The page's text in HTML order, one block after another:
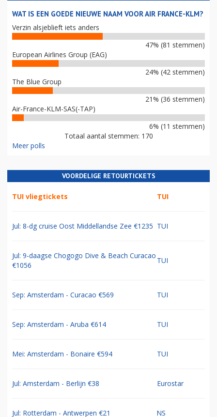
WAT IS EEN GOEDE NIEUWE NAAM VOOR AIR FRANCE-KLM?
Verzin alsjeblieft iets anders
47% (81 stemmen)
European Airlines Group (EAG)
24% (42 stemmen)
The Blue Group
21% (36 stemmen)
Air-France-KLM-SAS(-TAP)
6% (11 stemmen)
Totaal aantal stemmen: 170
Meer polls
VOORDELIGE RETOURTICKETS
TUI vliegtickets TUI
Jul: 8-dg cruise Oost Middellandse Zee €1235 TUI
Jul: 9-daagse Chogogo Dive & Beach Curacao
€1056
TUI
Sep: Amsterdam - Curacao €569 TUI
Sep: Amsterdam - Aruba €614 TUI
Mei: Amsterdam - Bonaire €594 TUI
Jul: Amsterdam - Berlijn €38 Eurostar
Jul: Rotterdam - Antwerpen €21 NS